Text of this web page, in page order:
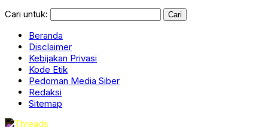
Cari untuk:
Beranda
Disclaimer
Kebijakan Privasi
Kode Etik
Pedoman Media Siber
Redaksi
Sitemap